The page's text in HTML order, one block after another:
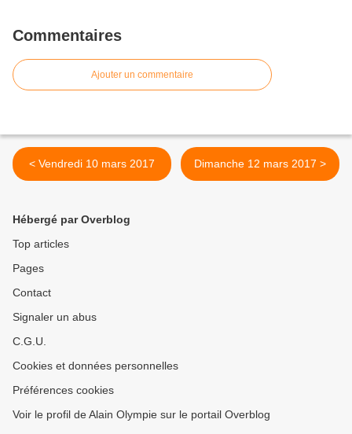
Commentaires
Ajouter un commentaire
< Vendredi 10 mars 2017 Dimanche 12 mars 2017 >
Hébergé par Overblog
Top articles
Pages
Contact
Signaler un abus
C.G.U.
Cookies et données personnelles
Préférences cookies
Voir le profil de Alain Olympie sur le portail Overblog